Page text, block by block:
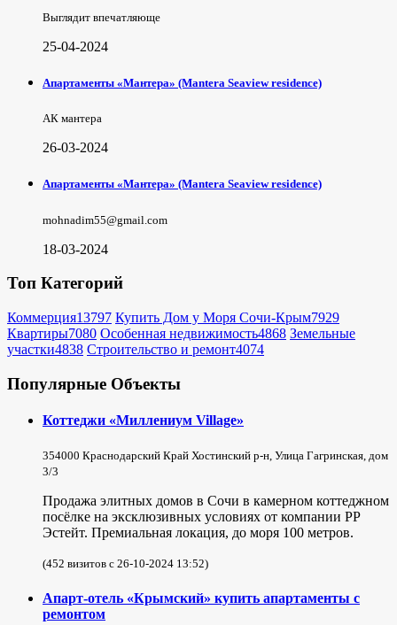
Выглядит впечатляюще
25-04-2024
Апартаменты «Мантера» (Mantera Seaview rеsidence)
АК мантера
26-03-2024
Апартаменты «Мантера» (Mantera Seaview rеsidence)
mohnadim55@gmail.com
18-03-2024
Топ Категорий
Коммерция13797 Купить Дом у Моря Сочи-Крым7929
Квартиры7080 Особенная недвижимость4868 Земельные
участки4838 Строительство и ремонт4074
Популярные Объекты
Коттеджи «Миллениум Village»
354000 Краснодарский Край Хостинский р-н, Улица Гагринская, дом
3/3
Продажа элитных домов в Сочи в камерном коттеджном
посёлке на эксклюзивных условиях от компании РР
Эстейт. Премиальная локация, до моря 100 метров.
(452 визитов с 26-10-2024 13:52)
Апарт-отель «Крымский» купить апартаменты с
ремонтом